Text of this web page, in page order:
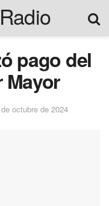
pago del
Mayor
octubre de 2024